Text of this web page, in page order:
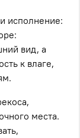
исполнение:
вид, а
к влаге,
места.